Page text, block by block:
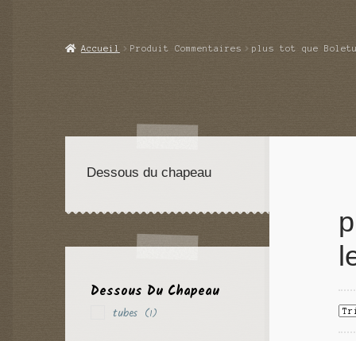
Accueil Produit Commentaires plus tot que
Dessous du chapeau
Dessous Du Chapeau
tubes (1)